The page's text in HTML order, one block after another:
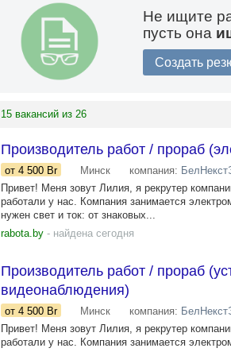
Не ищите
пусть она
Создать
15 вакансий из 26
Производитель работ / прораб
от 4 500 Br Минск компания:
Привет! Меня зовут Лилия, я рекрутер
работали у нас. Компания занимается
нужен свет и ток: от знаковых...
rabota.by - найдена сегодня
Производитель работ / прораб
видеонаблюдения)
от 4 500 Br Минск компания:
Привет! Меня зовут Лилия, я рекрутер
работали у нас. Компания занимается